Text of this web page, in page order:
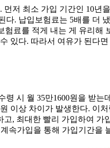
저 최소 가입 기간인 10
다. 납입보험료는 5배를
험료를 적게 내는 게 유리
있다. 따라서 여유가 된다
시 월 35만1600원을 받
이상 차이가 발생한다.
, 최대한 빨리 가입하여
속가입을 통해 가입기간을